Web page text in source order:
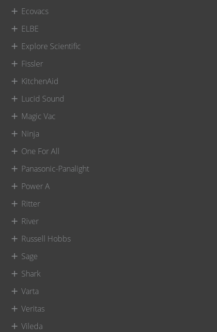
Ecovacs
ELBE
Explore Scientific
Fissler
KitchenAid
Lucid Sound
Magic Vac
Ninja
One For All
Panasonic-Panalight
Power A
Ritter
River
Russell Hobbs
Sage
Shark
Varta
Veritas
Vileda